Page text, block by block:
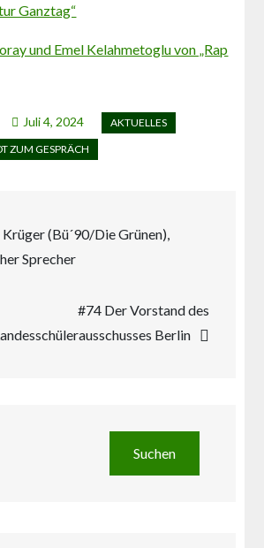
Ganztag“
und Emel Kelahmetoglu von „Rap
Juli 4, 2024
(Bü´90/Die Grünen),
Sprecher
#74 Der Vorstand des
Berlin
Suchen